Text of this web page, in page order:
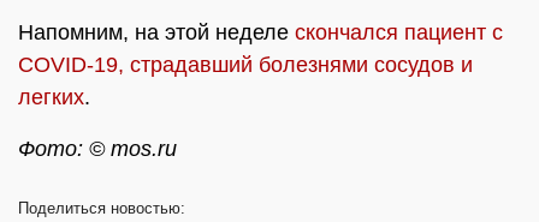
Напомним, на этой неделе скончался пациент с
COVID-19, страдавший болезнями сосудов и
легких.
Фото: © mos.ru
Поделиться новостью: